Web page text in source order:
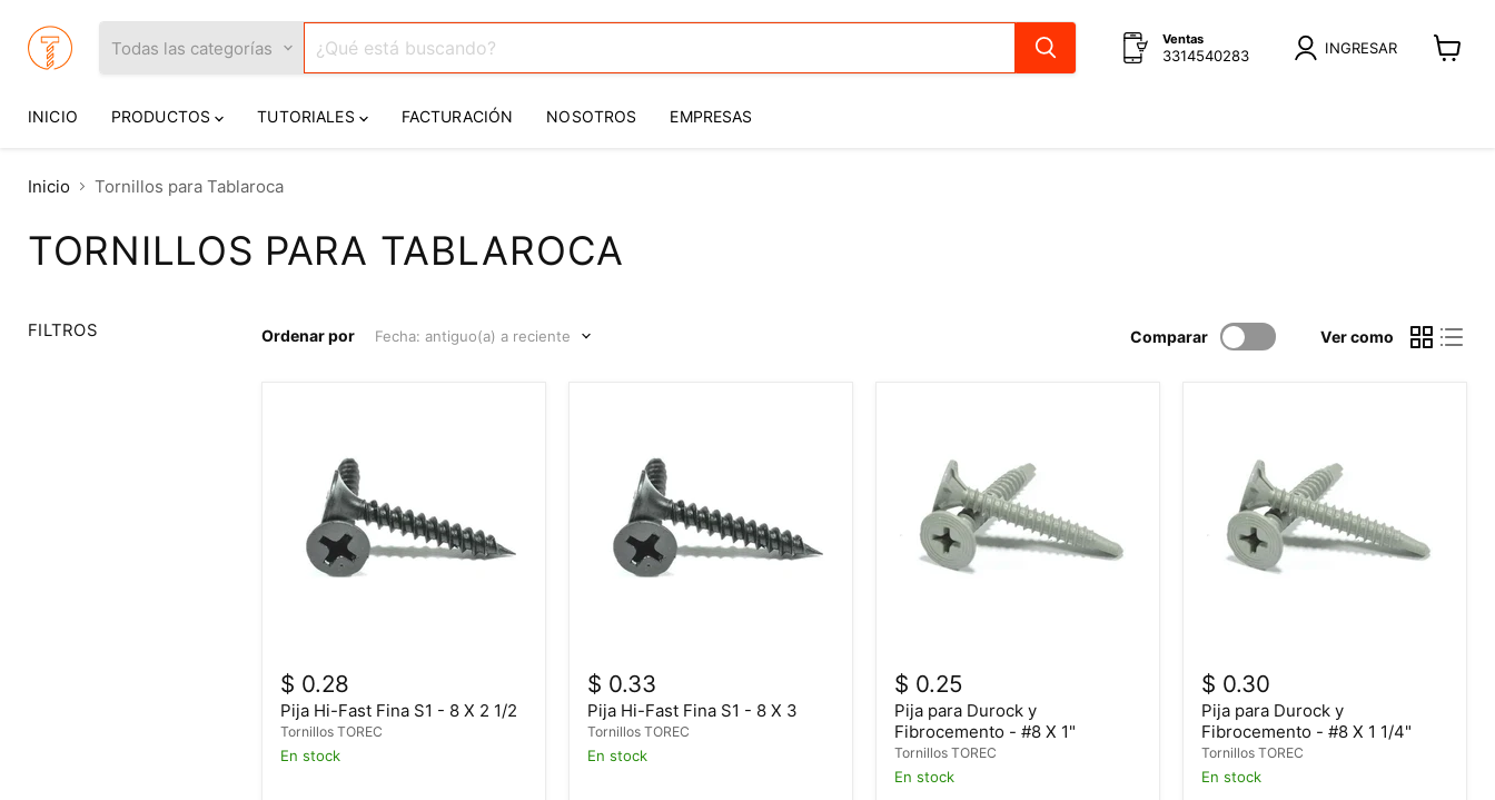
Todas las categorías Ventas
3314540283 INGRESAR
INICIO PRODUCTOS TUTORIALES FACTURACIÓN NOSOTROS EMPRESAS
Inicio Tornillos para Tablaroca
TORNILLOS PARA TABLAROCA
FILTROS Ordenar por Comparar Ver como
$ 0.28
Pija Hi-Fast Fina S1 - 8 X 2 1/2
Tornillos TOREC
En stock
$ 0.33
Pija Hi-Fast Fina S1 - 8 X 3
Tornillos TOREC
En stock
$ 0.25
Pija para Durock y
Fibrocemento - #8 X 1"
Tornillos TOREC
En stock
$ 0.30
Pija para Durock y
Fibrocemento - #8 X 1 1/4"
Tornillos TOREC
En stock